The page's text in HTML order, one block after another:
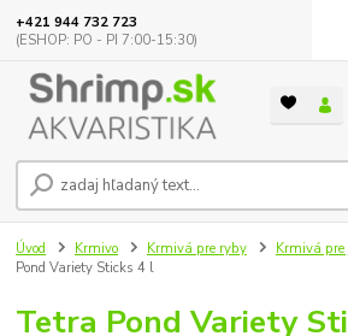
+421 944 732 723
(ESHOP: PO - PI 7:00-15:30)
Úvod Krmivo Krmivá pre ryby Krmivá pre
Pond Variety Sticks 4 l
Tetra Pond Variety